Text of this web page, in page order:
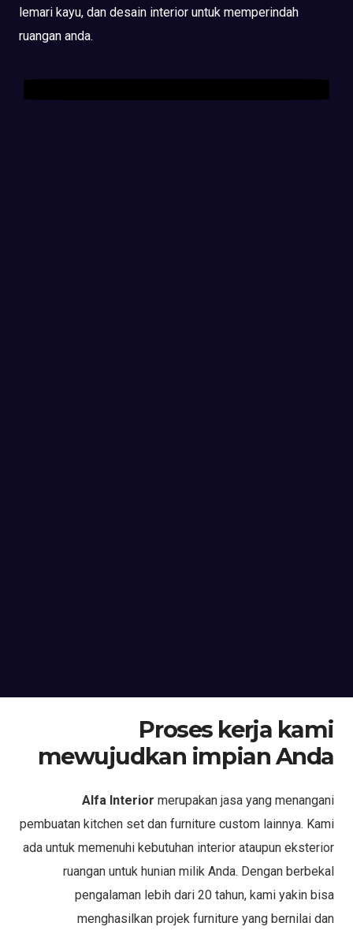
lemari kayu, dan desain interior untuk memperindah
ruangan anda.
Proses kerja kami
mewujudkan impian Anda
Alfa Interior merupakan jasa yang menangani
pembuatan kitchen set dan furniture custom lainnya. Kami
ada untuk memenuhi kebutuhan interior ataupun eksterior
ruangan untuk hunian milik Anda. Dengan berbekal
pengalaman lebih dari 20 tahun, kami yakin bisa
menghasilkan projek furniture yang bernilai dan